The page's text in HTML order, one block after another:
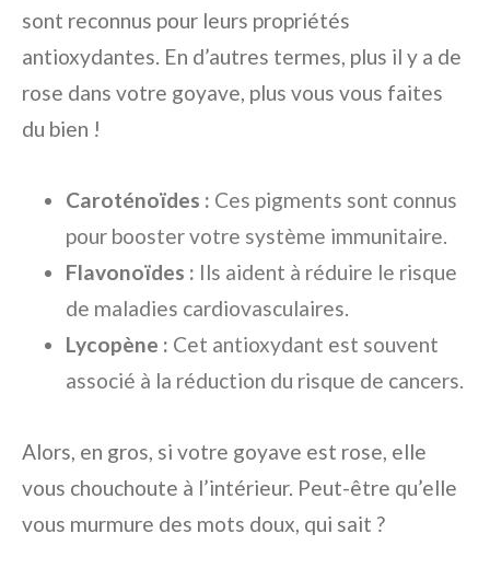
sont reconnus pour leurs propriétés
antioxydantes. En d’autres termes, plus il y a de
rose dans votre goyave, plus vous vous faites
du bien !
Caroténoïdes : Ces pigments sont connus
pour booster votre système immunitaire.
Flavonoïdes : Ils aident à réduire le risque
de maladies cardiovasculaires.
Lycopène : Cet antioxydant est souvent
associé à la réduction du risque de cancers.
Alors, en gros, si votre goyave est rose, elle
vous chouchoute à l’intérieur. Peut-être qu’elle
vous murmure des mots doux, qui sait ?